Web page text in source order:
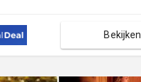
Bekijken